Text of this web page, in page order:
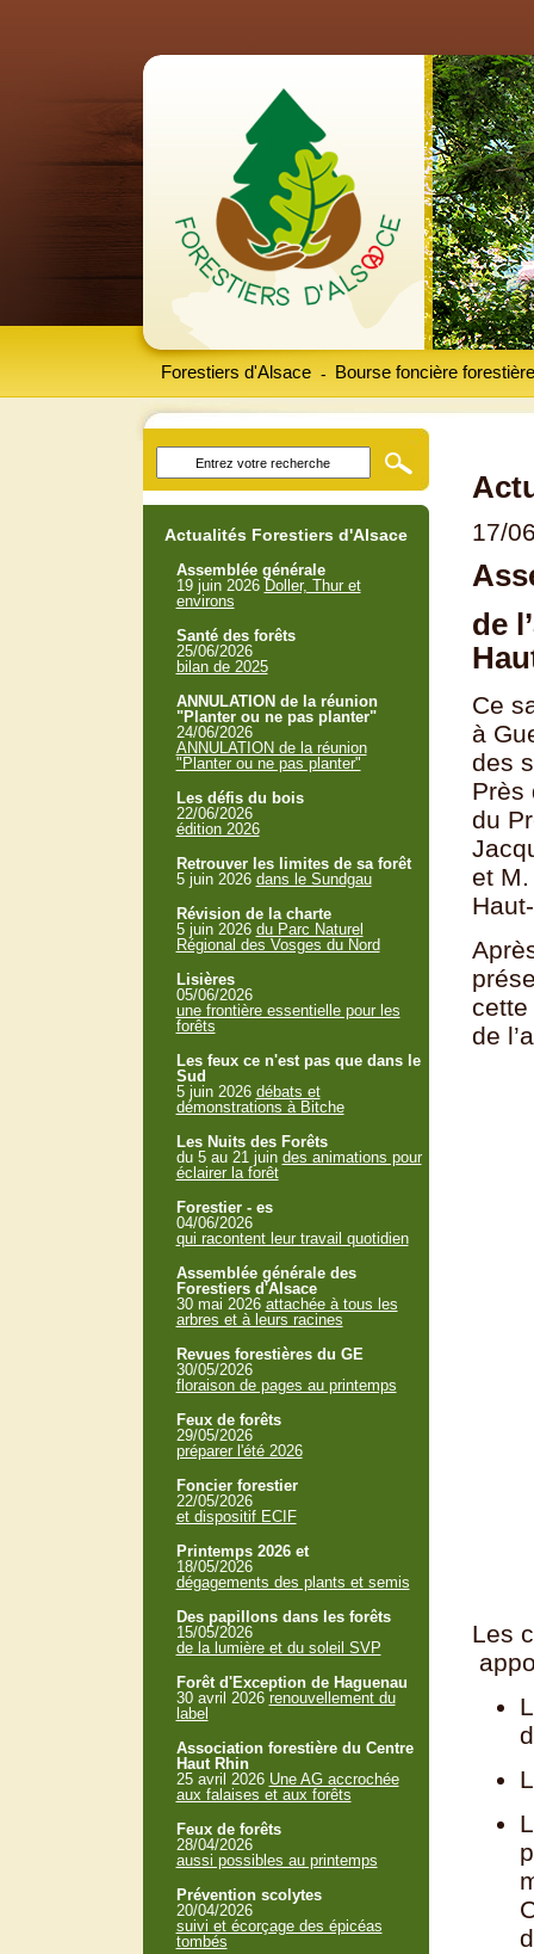
Forestiers d'Alsace Bourse foncière forestière
-
17/
de
Ce
à
des
Près
du
et
cette
de
Les
Actualités Forestiers d'Alsace
Assemblée générale
19 juin 2026 Doller, Thur et
environs
Santé des forêts
25/06/2026
bilan de 2025
ANNULATION de la réunion
"Planter ou ne pas planter"
24/06/2026
ANNULATION de la réunion
"Planter ou ne pas planter"
Les défis du bois
22/06/2026
édition 2026
Retrouver les limites de sa forêt
5 juin 2026 dans le Sundgau
Révision de la charte
5 juin 2026 du Parc Naturel
Régional des Vosges du Nord
Lisières
05/06/2026
une frontière essentielle pour les
forêts
Les feux ce n'est pas que dans le
Sud
5 juin 2026 débats et
démonstrations à Bitche
Les Nuits des Forêts
du 5 au 21 juin des animations pour
éclairer la forêt
Forestier - es
04/06/2026
qui racontent leur travail quotidien
Assemblée générale des
Forestiers d'Alsace
30 mai 2026 attachée à tous les
arbres et à leurs racines
Revues forestières du GE
30/05/2026
floraison de pages au printemps
Feux de forêts
29/05/2026
préparer l'été 2026
Foncier forestier
22/05/2026
et dispositif ECIF
Printemps 2026 et
18/05/2026
dégagements des plants et semis
Des papillons dans les forêts
15/05/2026
de la lumière et du soleil SVP
Forêt d'Exception de Haguenau
30 avril 2026 renouvellement du
label
Association forestière du Centre
Haut Rhin
25 avril 2026 Une AG accrochée
aux falaises et aux forêts
Feux de forêts
28/04/2026
aussi possibles au printemps
Prévention scolytes
20/04/2026
suivi et écorçage des épicéas
tombés